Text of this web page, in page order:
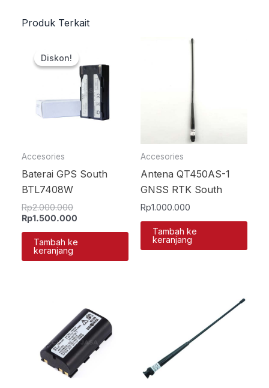
Produk Terkait
Diskon!
Diskon!
Accesories
Baterai GPS South
BTL7408W
Rp2.000.000
adalah:
Rp2.000.000.
Rp1.500.000
ini
adalah:
Rp1.500.000.
Tambah ke
keranjang
Accesories
Antena QT450AS-1
GNSS RTK South
Rp1.000.000
Tambah ke
keranjang